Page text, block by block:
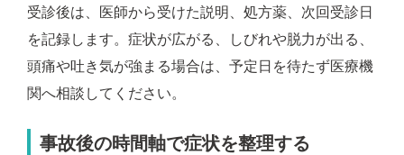
受診後は、医師から受けた説明、処方薬、次回受診日
を記録します。症状が広がる、しびれや脱力が出る、
頭痛や吐き気が強まる場合は、予定日を待たず医療機
関へ相談してください。
事故後の時間軸で症状を整理する